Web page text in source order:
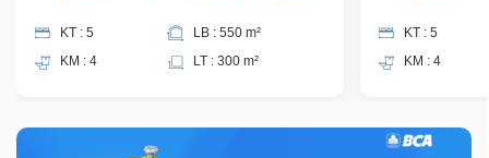
KT : 5
KM : 4
LB : 550 m²
LT : 300 m²
KT : 5
KM : 4